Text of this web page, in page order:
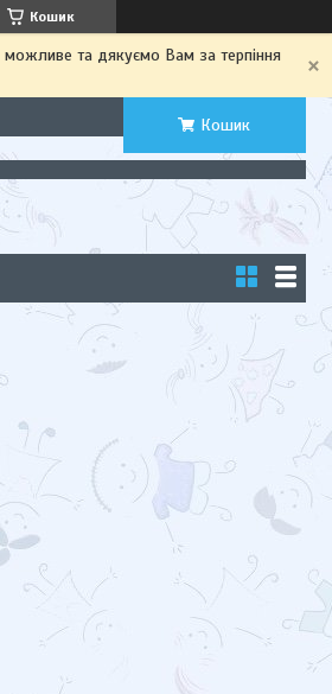
Кошик
та дякуємо Вам за терпіння
Кошик